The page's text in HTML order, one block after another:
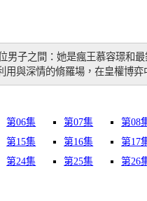
子之間：她是瘋王慕容璟和
與深情的脩羅場，在皇權博弈
第06集 第07集 第08
第15集 第16集 第17
第24集 第25集 第26